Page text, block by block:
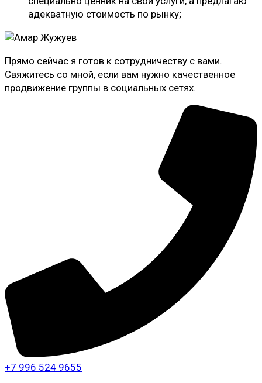
адекватную стоимость по рынку;
Прямо сейчас я готов к сотрудничеству с вами.
Свяжитесь со мной, если вам нужно качественное
продвижение группы в социальных сетях.
+7 996 524 9655